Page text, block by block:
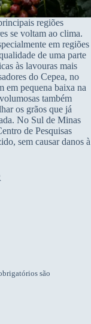
regiões
se voltam ao clima.
em regiões
de uma parte
às lavouras mais
do Cepea, no
em pequena baixa na
também
os grãos que já
No Sul de Minas
de Pesquisas
sem causar danos à
são